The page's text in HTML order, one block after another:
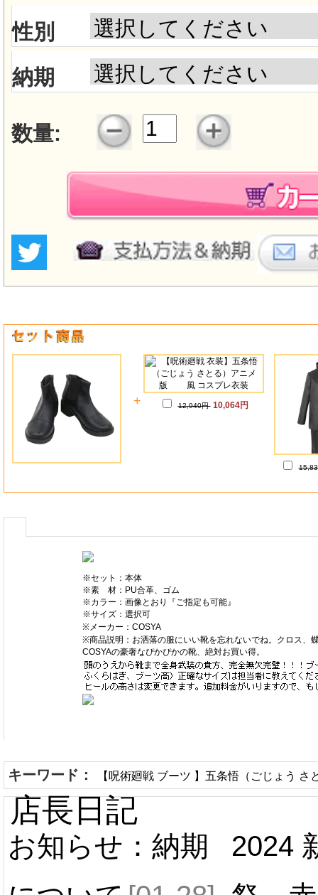
性別
納期
数量:
+ 12,940円 10,064円
※セット：本体
※素 材：PU合革、ゴム
※カラー：画像とおり『ご指定も可能』
※サイズ：選択可
※メーカー：COSYA
※商品説明：お洒落の服にいい靴を忘れないでね。クロス、
COSYAの豪奢なぴかぴかの靴、絶対お買い得。
キーワード： 【呪術廻戦 ブーツ 】五条悟（ごじょう
店長日記
お知らせ：納期
2024